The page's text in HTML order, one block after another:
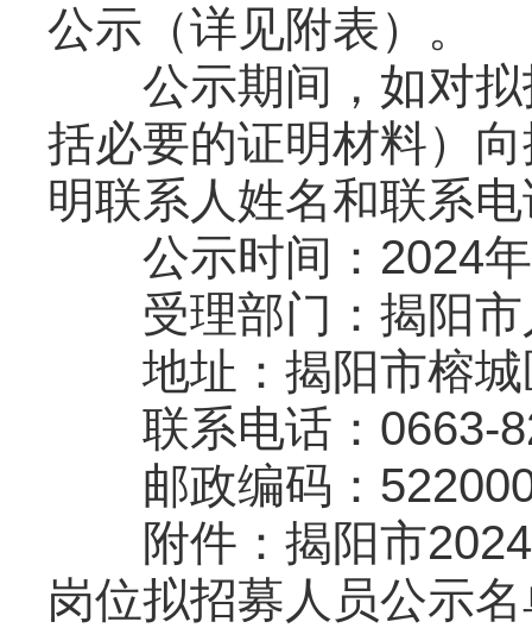
公示（详见附表）。
公示期间，如对拟
括必要的证明材料）
明联系人姓名和联系
公示时间：2024年
受理部门：揭阳市
地址：揭阳市榕城
联系电话：0663-
邮政编码：
附件：揭阳市2024
岗位拟招募人员公示